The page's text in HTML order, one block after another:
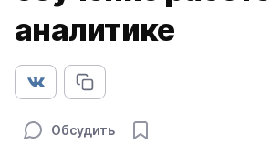
аналитике
Обсудить